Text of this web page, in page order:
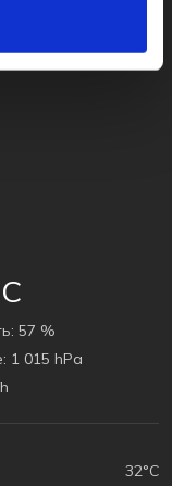
57 %
1 015 hPa
32°C